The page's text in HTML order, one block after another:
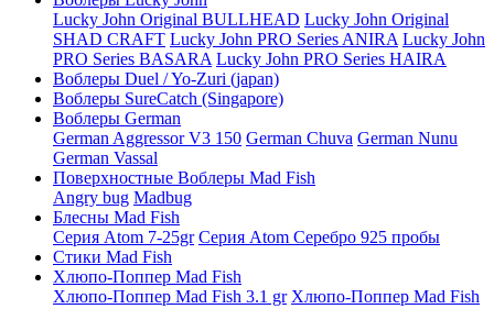
Lucky John Original BULLHEAD Lucky John Original
SHAD CRAFT Lucky John PRO Series ANIRA Lucky John
PRO Series BASARA Lucky John PRO Series HAIRA
Воблеры Duel / Yo-Zuri (japan)
Воблеры SureCatch (Singapore)
Воблеры German
German Aggressor V3 150 German Chuva German Nunu
German Vassal
Поверхностные Воблеры Mad Fish
Angry bug Madbug
Блесны Mad Fish
Серия Atom 7-25gr Серия Atom Серебро 925 пробы
Стики Mad Fish
Хлюпо-Поппер Mad Fish
Хлюпо-Поппер Mad Fish 3.1 gr Хлюпо-Поппер Mad Fish